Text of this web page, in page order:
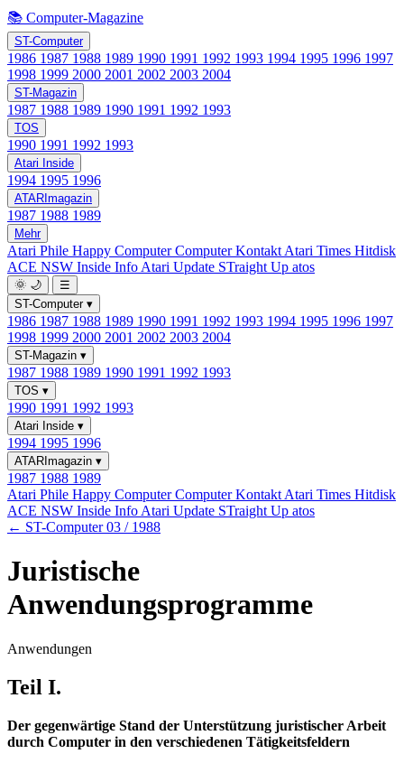
📚 Computer-Magazine
ST-Computer
1986 1987 1988 1989 1990 1991 1992 1993 1994 1995 1996 1997
1998 1999 2000 2001 2002 2003 2004
ST-Magazin
1987 1988 1989 1990 1991 1992 1993
TOS
1990 1991 1992 1993
Atari Inside
1994 1995 1996
ATARImagazin
1987 1988 1989
Mehr
Atari Phile Happy ComputerComputer Kontakt Atari Times Hitdisk
ACE NSW Inside Info Atari Update STraight Up atos
🌞 🌙
☰
ST-Computer ▾
1986 1987 1988 1989 1990 1991 1992 1993 1994 1995 1996 1997
1998 1999 2000 2001 2002 2003 2004
ST-Magazin ▾
1987 1988 1989 1990 1991 1992 1993
TOS ▾
1990 1991 1992 1993
Atari Inside ▾
1994 1995 1996
ATARImagazin ▾
1987 1988 1989
Atari Phile Happy ComputerComputer Kontakt Atari Times Hitdisk
ACE NSW Inside Info Atari Update STraight Up atos
← ST-Computer 03 / 1988
Juristische
Anwendungsprogramme
Anwendungen
Teil I.
Der gegenwärtige Stand der Unterstützung juristischer Arbeit
durch Computer in den verschiedenen Tätigkeitsfeldern